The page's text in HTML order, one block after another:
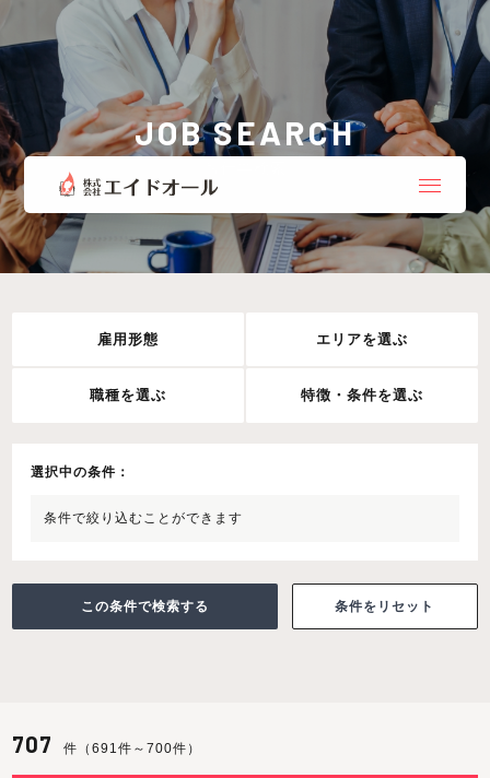
JOB SEARCH
雇用形態 エリアを選ぶ
職種を選ぶ 特徴・条件を選ぶ
選択中の条件：
条件で絞り込むことができます
条件をリセット
707 件（691件～700件）